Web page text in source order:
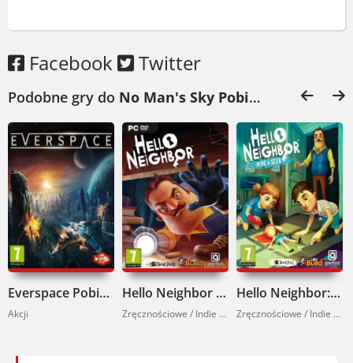
Facebook Twitter
Podobne gry do No Man's Sky Pobierz
Everspace Pobierz
Akcji
Hello Neighbor Pobierz
Zręcznościowe / Indie Games
Hello Neighbor: Hide and Seek Pobierz
Zręcznościowe / Indie Games